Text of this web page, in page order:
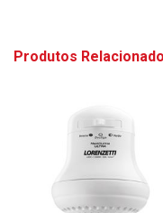
Produtos